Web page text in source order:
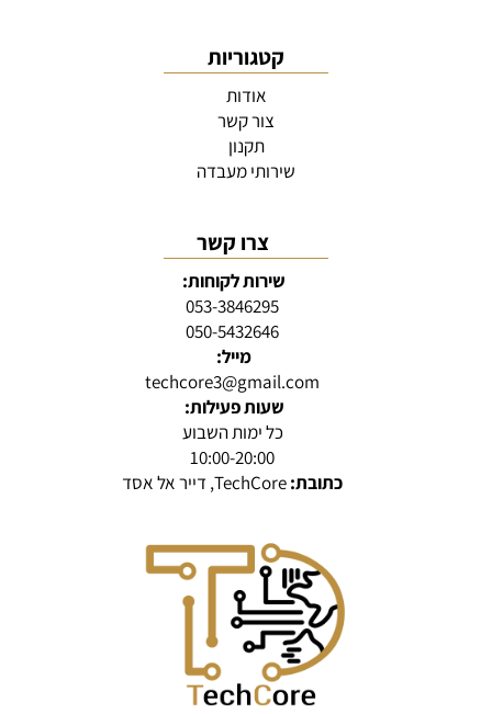
קטגוריות
אודות
צור קשר
תקנון
שירותי מעבדה
צרו קשר
שירות לקוחות:
053-3846295
050-5432646
מייל:
techcore3@gmail.com
שעות פעילות:
כל ימות השבוע
10:00-20:00
כתובת:TechCore, דייר אל אסד